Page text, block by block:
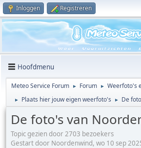
Inloggen Registreren
Hoofdmenu
Meteo Service Forum ► Forum ► Weerfoto's
► Plaats hier jouw eigen weerfoto's ► De
De foto's van
Topic gezien door 2703 bezoekers
Gestart door Noordenwind, wo 10 sep